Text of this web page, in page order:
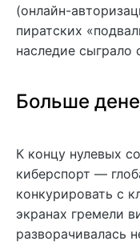
(онлайн-
пиратских
наследие сыграло
Больше
К концу нулевых
киберспорт —
конкурировать с
экранах гремели
разворачивалась